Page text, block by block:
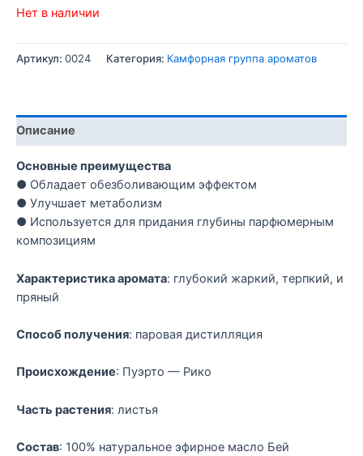
Нет в наличии
Артикул: 0024 Категория: Камфорная группа ароматов
Описание
Основные преимущества
● Обладает обезболивающим эффектом
● Улучшает метаболизм
● Используется для придания глубины парфюмерным
композициям
Характеристика аромата: глубокий жаркий, терпкий, и
пряный
Способ получения: паровая дистилляция
Происхождение: Пуэрто — Рико
Часть растения: листья
Состав: 100% натуральное эфирное масло Бей